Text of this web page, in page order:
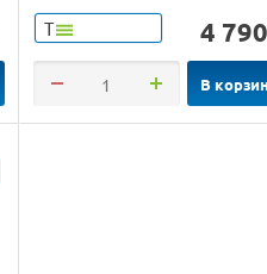
Т 4 790
В